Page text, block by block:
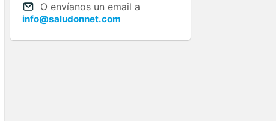
O envíanos un email a
info@saludonnet.com